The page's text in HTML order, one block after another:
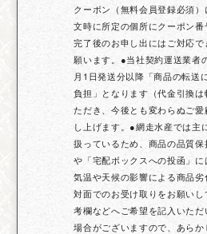
クーポン（無料会員登録必須
文時に所定の個所にクーポン
完了後のお申し出にはご対応
願います。●当社契約運送業者
月1日発送分以降「商品の転送
負担」となります（代金引換
ただき、今後とも変わらぬご
し上げます。●網走水産では主
扱っているため、商品の品質保
や「宅配ボックスへの投函」
気温や天候の影響による商品
対面でのお受け取りをお願い
考欄などへご希望を記入いた
場合がございますので、あら